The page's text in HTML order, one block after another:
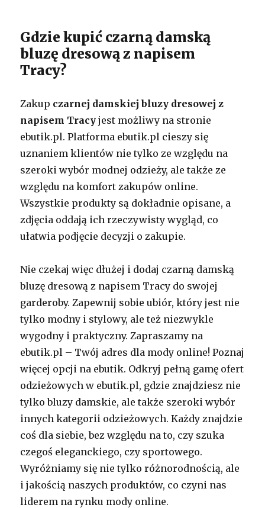
Gdzie kupić czarną damską
bluzę dresową z napisem
Tracy?
Zakup czarnej damskiej bluzy dresowej z
napisem Tracy jest możliwy na stronie
ebutik.pl. Platforma ebutik.pl cieszy się
uznaniem klientów nie tylko ze względu na
szeroki wybór modnej odzieży, ale także ze
względu na komfort zakupów online.
Wszystkie produkty są dokładnie opisane, a
zdjęcia oddają ich rzeczywisty wygląd, co
ułatwia podjęcie decyzji o zakupie.
Nie czekaj więc dłużej i dodaj czarną damską
bluzę dresową z napisem Tracy do swojej
garderoby. Zapewnij sobie ubiór, który jest nie
tylko modny i stylowy, ale też niezwykle
wygodny i praktyczny. Zapraszamy na
ebutik.pl – Twój adres dla mody online! Poznaj
więcej opcji na ebutik. Odkryj pełną gamę ofert
odzieżowych w ebutik.pl, gdzie znajdziesz nie
tylko bluzy damskie, ale także szeroki wybór
innych kategorii odzieżowych. Każdy znajdzie
coś dla siebie, bez względu na to, czy szuka
czegoś eleganckiego, czy sportowego.
Wyróżniamy się nie tylko różnorodnością, ale
i jakością naszych produktów, co czyni nas
liderem na rynku mody online.